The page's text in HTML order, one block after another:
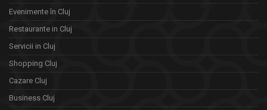
Evenimente în Cluj
Restaurante in Cluj
Servicii in Cluj
Shopping Cluj
Cazare Cluj
Business Cluj